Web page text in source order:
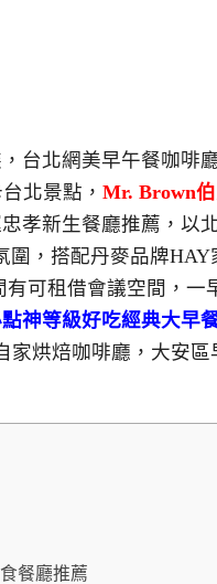
，台北網美早午餐咖啡
北景點， Mr. Brown
孝新生餐廳推薦，以
圍，搭配丹麥品牌
有可租借會議空間，
神等級好吃經典大早
家烘焙咖啡廳，大安
餐廳推薦